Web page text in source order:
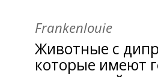
Frankenlouie
Животные с
которые имеют